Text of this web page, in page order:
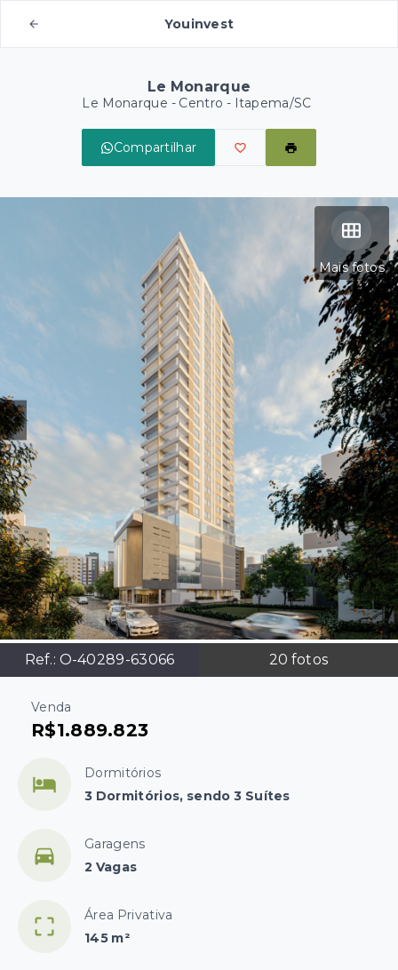
Youinvest
Le Monarque
Le Monarque - Centro - Itapema/SC
Compartilhar
Mais fotos
Ref.: O-40289-63066 20 fotos
Venda
R$1.889.823
Dormitórios
3 Dormitórios, sendo 3 Suítes
Garagens
2 Vagas
Área Privativa
145 m²